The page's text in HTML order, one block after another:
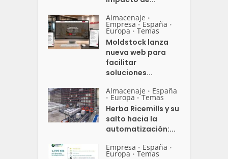
Almacenaje •
Empresa • España •
Europa • Temas
Moldstock lanza
nueva web para
facilitar
soluciones...
Almacenaje • España
• Europa • Temas
Herba Ricemills y su
salto hacia la
automatización:...
Empresa • España •
Europa • Temas